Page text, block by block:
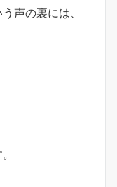
声の裏には、